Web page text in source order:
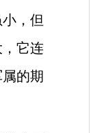
，但
它连
的期